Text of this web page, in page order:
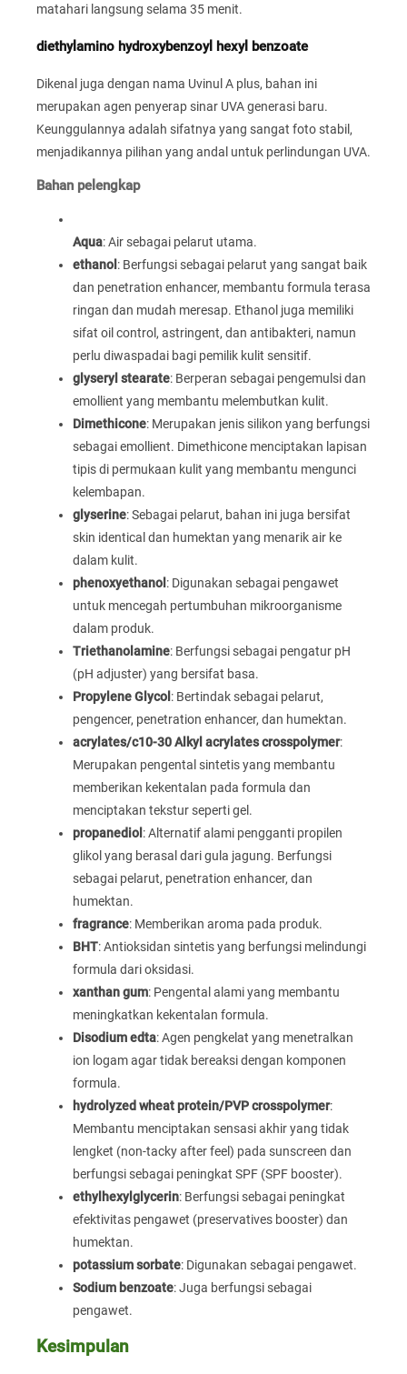
matahari langsung selama 35 menit.
diethylamino hydroxybenzoyl hexyl benzoate
Dikenal juga dengan nama Uvinul A plus, bahan ini
merupakan agen penyerap sinar UVA generasi baru.
Keunggulannya adalah sifatnya yang sangat foto stabil,
menjadikannya pilihan yang andal untuk perlindungan UVA.
Bahan pelengkap
Aqua: Air sebagai pelarut utama.
ethanol : Berfungsi sebagai pelarut yang sangat baik
dan penetration enhancer, membantu formula terasa
ringan dan mudah meresap. Ethanol juga memiliki
sifat oil control, astringent, dan antibakteri, namun
perlu diwaspadai bagi pemilik kulit sensitif.
glyseryl stearate: Berperan sebagai pengemulsi dan
emollient yang membantu melembutkan kulit.
Dimethicone: Merupakan jenis silikon yang berfungsi
sebagai emollient. Dimethicone menciptakan lapisan
tipis di permukaan kulit yang membantu mengunci
kelembapan.
glyserine: Sebagai pelarut, bahan ini juga bersifat
skin identical dan humektan yang menarik air ke
dalam kulit.
phenoxyethanol : Digunakan sebagai pengawet
untuk mencegah pertumbuhan mikroorganisme
dalam produk.
Triethanolamine: Berfungsi sebagai pengatur pH
(pH adjuster) yang bersifat basa.
Propylene Glycol : Bertindak sebagai pelarut,
pengencer, penetration enhancer, dan humektan.
acrylates/c10-30 Alkyl acrylates crosspolymer:
Merupakan pengental sintetis yang membantu
memberikan kekentalan pada formula dan
menciptakan tekstur seperti gel.
propanediol : Alternatif alami pengganti propilen
glikol yang berasal dari gula jagung. Berfungsi
sebagai pelarut, penetration enhancer, dan
humektan.
fragrance: Memberikan aroma pada produk.
BHT: Antioksidan sintetis yang berfungsi melindungi
formula dari oksidasi.
xanthan gum: Pengental alami yang membantu
meningkatkan kekentalan formula.
Disodium edta: Agen pengkelat yang menetralkan
ion logam agar tidak bereaksi dengan komponen
formula.
hydrolyzed wheat protein/PVP crosspolymer:
Membantu menciptakan sensasi akhir yang tidak
lengket (non-tacky after feel) pada sunscreen dan
berfungsi sebagai peningkat SPF (SPF booster).
ethylhexylglycerin: Berfungsi sebagai peningkat
efektivitas pengawet (preservatives booster) dan
humektan.
potassium sorbate: Digunakan sebagai pengawet.
Sodium benzoate: Juga berfungsi sebagai
pengawet.
Kesimpulan